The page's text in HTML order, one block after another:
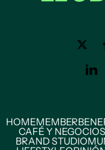
HOMEMEMBER
CAFÉ Y NEGOCIOS
BRAND STUDIO